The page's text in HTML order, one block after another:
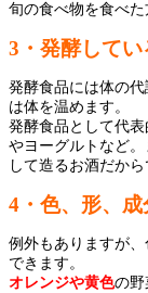
旬の食べ物を食べた
3・発酵して
発酵食品には体の
は体を温めます。
発酵食品として代
やヨーグルトなど
して造るお酒だから
4・色、形、
例外もありますが
できます。
オレンジや黄色の野